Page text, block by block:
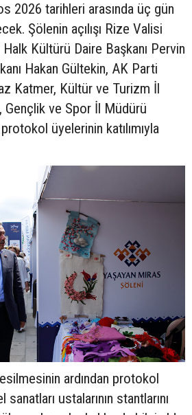
2026 tarihleri arasında üç gün
Şölenin açılışı Rize Valisi
Kültürü Daire Başkanı Pervin
Hakan Gültekin, AK Parti
Katmer, Kültür ve Turizm İl
Gençlik ve Spor İl Müdürü
üyelerinin katılımıyla
ardından protokol
ustalarının stantlarını